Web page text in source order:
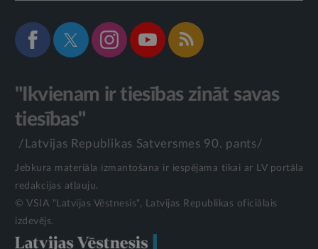
"Ikvienam ir tiesības zināt savas
tiesības"
/Latvijas Republikas Satversmes 90. pants/
Jebkura materiāla izmantošana ir iespējama tikai ar LV portāla
redakcijas atļauju.
© VSIA "Latvijas Vēstnesis", Latvijas Republikas oficiālais
izdevējs.